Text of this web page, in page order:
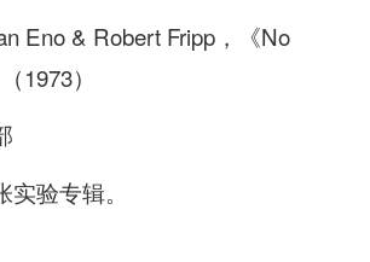
Eno & Robert Fripp，《No
1973）
实验专辑。